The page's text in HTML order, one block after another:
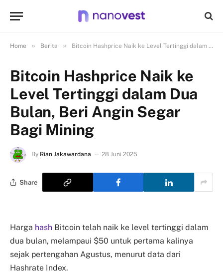
Home » Berita » Bitcoin Hashprice Naik ke Level Tertinggi dalam Dua Bulan, Beri Angin Segar Bagi Mining
Bitcoin Hashprice Naik ke
Level Tertinggi dalam Dua
Bulan, Beri Angin Segar
Bagi Mining
By Rian Jakawardana 28 Juni 2025
Share
Harga hash Bitcoin telah naik ke level tertinggi dalam
dua bulan, melampaui $50 untuk pertama kalinya
sejak pertengahan Agustus, menurut data dari
Hashrate Index.